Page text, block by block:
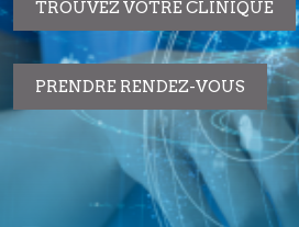
TROUVEZ VOTRE CLINIQUE
PRENDRE RENDEZ-VOUS